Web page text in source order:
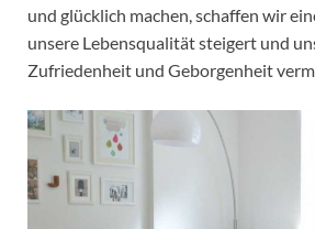
und glücklich machen, schaffen wir
unsere Lebensqualität steigert und
Zufriedenheit und Geborgenheit